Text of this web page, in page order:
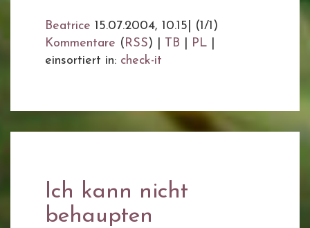
Beatrice 15.07.2004, 10.15
(1/1)
Kommentare (RSS) | TB PL
einsortiert in: check-it
Ich kann nicht
behaupten